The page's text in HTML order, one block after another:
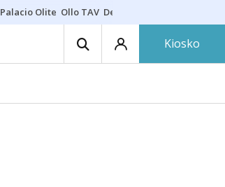
Palacio Olite Ollo TAV Derrama vecinos
Kiosko